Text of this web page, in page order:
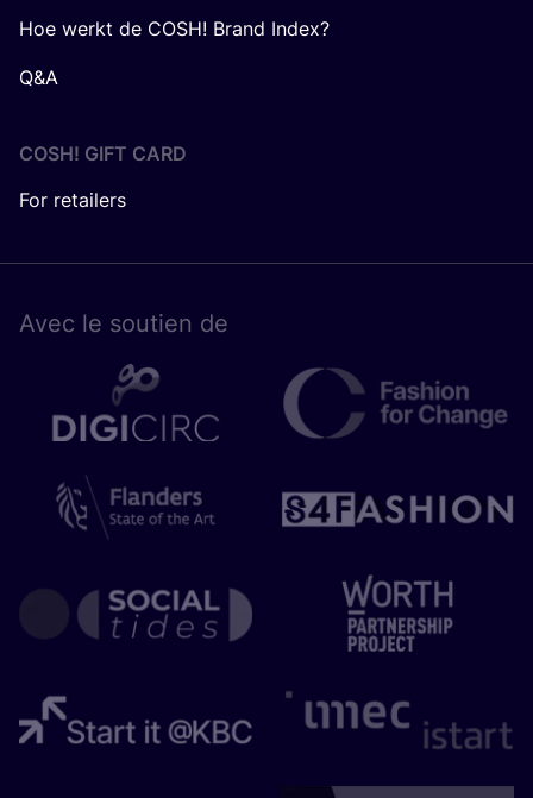
Hoe werkt de COSH! Brand Index?
Q&A
COSH! GIFT CARD
For retailers
Avec le sou­tien de